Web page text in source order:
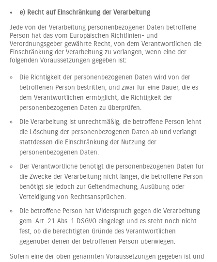
e) Recht auf Einschränkung der Verarbeitung
Jede von der Verarbeitung personenbezogener Daten betroffene
Person hat das vom Europäischen Richtlinien- und
Verordnungsgeber gewährte Recht, von dem Verantwortlichen die
Einschränkung der Verarbeitung zu verlangen, wenn eine der
folgenden Voraussetzungen gegeben ist:
Die Richtigkeit der personenbezogenen Daten wird von der
betroffenen Person bestritten, und zwar für eine Dauer, die es
dem Verantwortlichen ermöglicht, die Richtigkeit der
personenbezogenen Daten zu überprüfen.
Die Verarbeitung ist unrechtmäßig, die betroffene Person lehnt
die Löschung der personenbezogenen Daten ab und verlangt
stattdessen die Einschränkung der Nutzung der
personenbezogenen Daten.
Der Verantwortliche benötigt die personenbezogenen Daten für
die Zwecke der Verarbeitung nicht länger, die betroffene Person
benötigt sie jedoch zur Geltendmachung, Ausübung oder
Verteidigung von Rechtsansprüchen.
Die betroffene Person hat Widerspruch gegen die Verarbeitung
gem. Art. 21 Abs. 1 DSGVO eingelegt und es steht noch nicht
fest, ob die berechtigten Gründe des Verantwortlichen
gegenüber denen der betroffenen Person überwiegen.
Sofern eine der oben genannten Voraussetzungen gegeben ist und